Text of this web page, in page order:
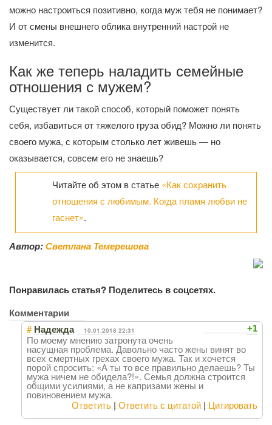
можно настроиться позитивно, когда муж тебя не понимает?
И от смены внешнего облика внутренний настрой не
изменится.
Как же теперь наладить семейные
отношения с мужем?
Существует ли такой способ, который поможет понять
себя, избавиться от тяжелого груза обид? Можно ли понять
своего мужа, с которым столько лет живешь — но
оказывается, совсем его не знаешь?
Читайте об этом в статье «Как сохранить
отношения с любимым. Когда пламя любви не
гаснет».
Автор:Светлана Темерешова
Понравилась статья? Поделитесь в соцсетях.
Комментарии
+1
# Надежда 10.01.2018 22:31
По моему мнению затронута очень
насущная проблема. Давольно часто жены винят во
всех смертных грехах своего мужа. Так и хочется
порой спросить: «А ты то все правильно делаешь? Ты
мужа ничем не обидела?!». Семья должна строится
общими усилиями, а не капризами жены и
повиновением мужа.
Ответить | Ответить с цитатой | Цитировать